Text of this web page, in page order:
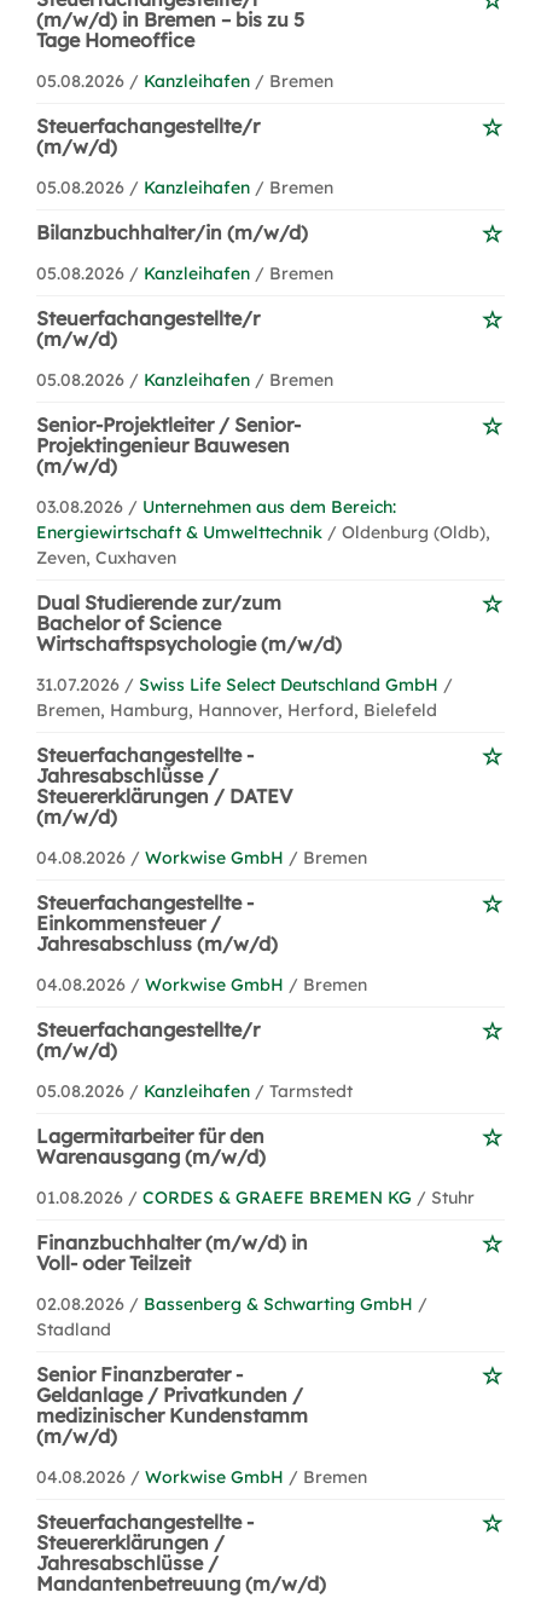
(m/w/d) in Bremen – bis zu 5
Tage Homeoffice
05.08.2026 / Kanzleihafen / Bremen
Steuerfachangestellte/r
(m/w/d)
05.08.2026 / Kanzleihafen / Bremen
Bilanzbuchhalter/in (m/w/d)
05.08.2026 / Kanzleihafen / Bremen
Steuerfachangestellte/r
(m/w/d)
05.08.2026 / Kanzleihafen / Bremen
Senior-Projektleiter / Senior-
Projektingenieur Bauwesen
(m/w/d)
03.08.2026 / Unternehmen aus dem Bereich:
Energiewirtschaft & Umwelttechnik / Oldenburg (Oldb),
Zeven, Cuxhaven
Dual Studierende zur/zum
Bachelor of Science
Wirtschaftspsychologie (m/w/d)
31.07.2026 / Swiss Life Select Deutschland GmbH /
Bremen, Hamburg, Hannover, Herford, Bielefeld
Steuerfachangestellte -
Jahresabschlüsse /
Steuererklärungen / DATEV
(m/w/d)
04.08.2026 / Workwise GmbH / Bremen
Steuerfachangestellte -
Einkommensteuer /
Jahresabschluss (m/w/d)
04.08.2026 / Workwise GmbH / Bremen
Steuerfachangestellte/r
(m/w/d)
05.08.2026 / Kanzleihafen / Tarmstedt
Lagermitarbeiter für den
Warenausgang (m/w/d)
01.08.2026 / CORDES & GRAEFE BREMEN KG / Stuhr
Finanzbuchhalter (m/w/d) in
Voll- oder Teilzeit
02.08.2026 / Bassenberg & Schwarting GmbH /
Stadland
Senior Finanzberater -
Geldanlage / Privatkunden /
medizinischer Kundenstamm
(m/w/d)
04.08.2026 / Workwise GmbH / Bremen
Steuerfachangestellte -
Steuererklärungen /
Jahresabschlüsse /
Mandantenbetreuung (m/w/d)